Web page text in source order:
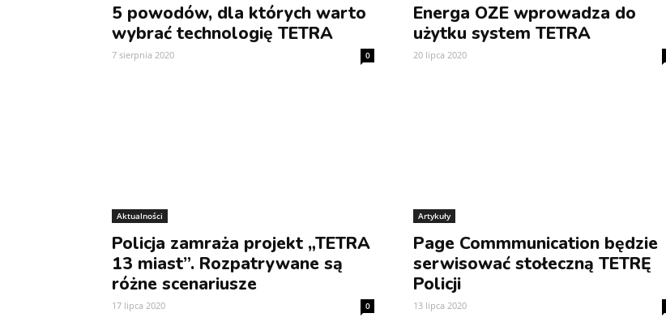
5 powodów, dla których warto
wybrać technologię TETRA
7 sierpnia 2020 0
Energa OZE wprowadza do
użytku system TETRA
20 lipca 2020
Aktualności
Policja zamraża projekt „TETRA
13 miast”. Rozpatrywane są
różne scenariusze
17 lipca 2020 0
Artykuły
Page Commmunication będzie
serwisować stołeczną TETRĘ
Policji
13 lipca 2020